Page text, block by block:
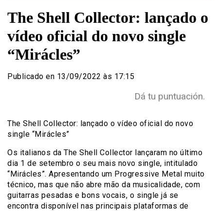
The Shell Collector: lançado o
vídeo oficial do novo single
“Mirácles”
Publicado en 13/09/2022 às 17:15
Dá tu puntuación.
The Shell Collector: lançado o vídeo oficial do novo
single “Mirácles”
Os italianos da The Shell Collector lançaram no último
dia 1 de setembro o seu mais novo single, intitulado
“Mirácles”. Apresentando um Progressive Metal muito
técnico, mas que não abre mão da musicalidade, com
guitarras pesadas e bons vocais, o single já se
encontra disponível nas principais plataformas de